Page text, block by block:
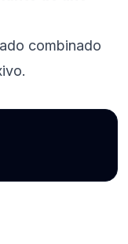
combinado